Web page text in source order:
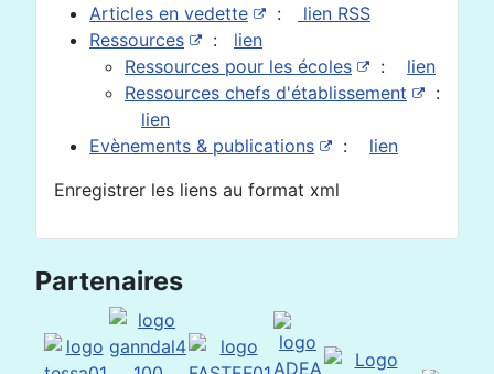
Articles en vedette :
lien RSS
Ressources
: lien
Ressources pour les écoles
: lien
Ressources chefs d'établissement
:
lien
Evènements & publications
: lien
Enregistrer les liens au format xml
Partenaires